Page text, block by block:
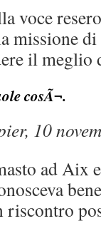
voce
missione
il
cosÃ¬.
10
ad Aix
riscontro